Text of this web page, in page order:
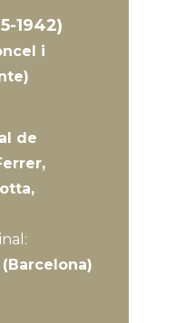
1942)
i
de